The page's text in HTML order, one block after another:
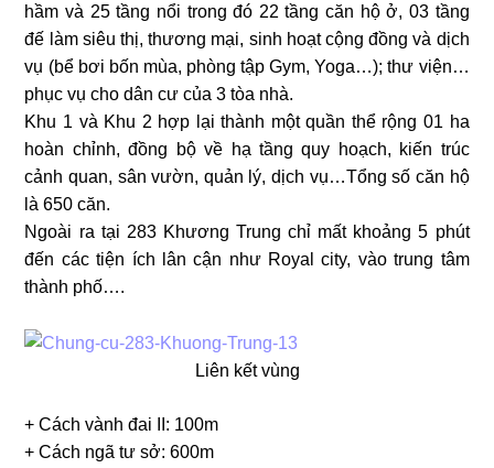
hầm và 25 tầng nổi trong đó 22 tầng căn hộ ở, 03 tầng
đế làm siêu thị, thương mại, sinh hoạt cộng đồng và dịch
vụ (bể bơi bốn mùa, phòng tập Gym, Yoga…); thư viện…
phục vụ cho dân cư của 3 tòa nhà.
Khu 1 và Khu 2 hợp lại thành một quần thể rộng 01 ha
hoàn chỉnh, đồng bộ về hạ tầng quy hoạch, kiến trúc
cảnh quan, sân vườn, quản lý, dịch vụ…Tổng số căn hộ
là 650 căn.
Ngoài ra tại 283 Khương Trung chỉ mất khoảng 5 phút
đến các tiện ích lân cận như Royal city, vào trung tâm
thành phố….
Liên kết vùng
+ Cách vành đai II: 100m
+ Cách ngã tư sở: 600m